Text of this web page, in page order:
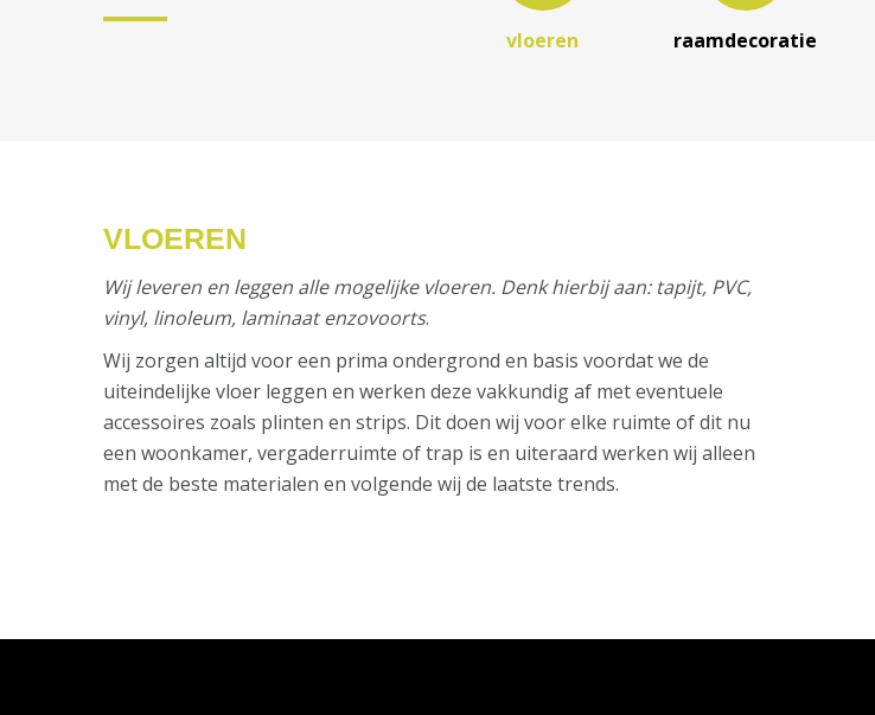
vloeren raamdecoratie
VLOEREN
Wij leveren en leggen alle mogelijke vloeren. Denk hierbij aan: tapijt, PVC,
vinyl, linoleum, laminaat enzovoorts.
Wij zorgen altijd voor een prima ondergrond en basis voordat we de
uiteindelijke vloer leggen en werken deze vakkundig af met eventuele
accessoires zoals plinten en strips. Dit doen wij voor elke ruimte of dit nu
een woonkamer, vergaderruimte of trap is en uiteraard werken wij alleen
met de beste materialen en volgende wij de laatste trends.